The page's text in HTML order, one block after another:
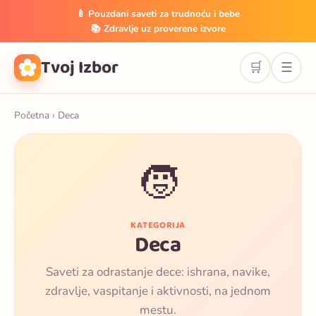
🍼 Pouzdani saveti za trudnoću i bebe
📚 Zdravlje uz proverene izvore
Tvoj Izbor 🛒 ☰
Početna › Deca
🧒
KATEGORIJA
Deca
Saveti za odrastanje dece: ishrana, navike,
zdravlje, vaspitanje i aktivnosti, na jednom
mestu.